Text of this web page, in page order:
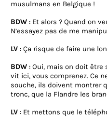
musulmans en Belgique !
BDW : Et alors ? Quand on
N’essayez pas de me
LV : Ça risque de faire une
BDW : Oui, mais on doit
vit ici, vous comprenez. Ce
souche, ils doivent montrer
tronc, que la Flandre les
LV : Et mettons que le